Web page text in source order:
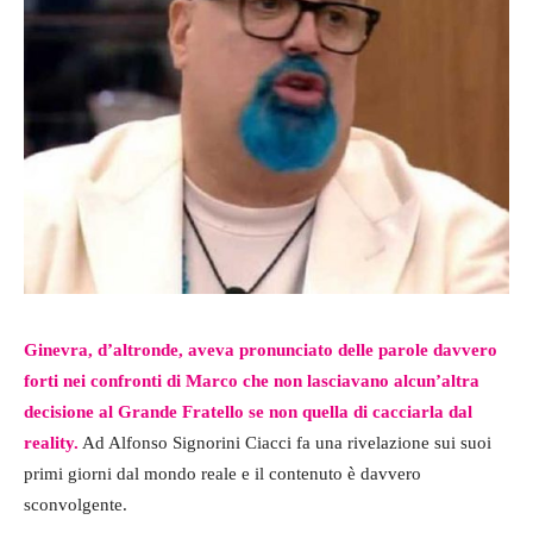
Ginevra, d’altronde, aveva pronunciato delle parole davvero
forti nei confronti di Marco che non lasciavano alcun’altra
decisione al Grande Fratello se non quella di cacciarla dal
reality. Ad Alfonso Signorini Ciacci fa una rivelazione sui suoi
primi giorni dal mondo reale e il contenuto è davvero
sconvolgente.